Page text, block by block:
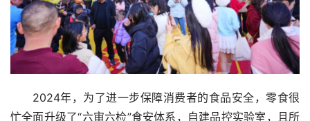
2024年，为了进一步保障消费者的食品安全，零食很
忙全面升级了“六审六检”食安体系，自建品控实验室，且所